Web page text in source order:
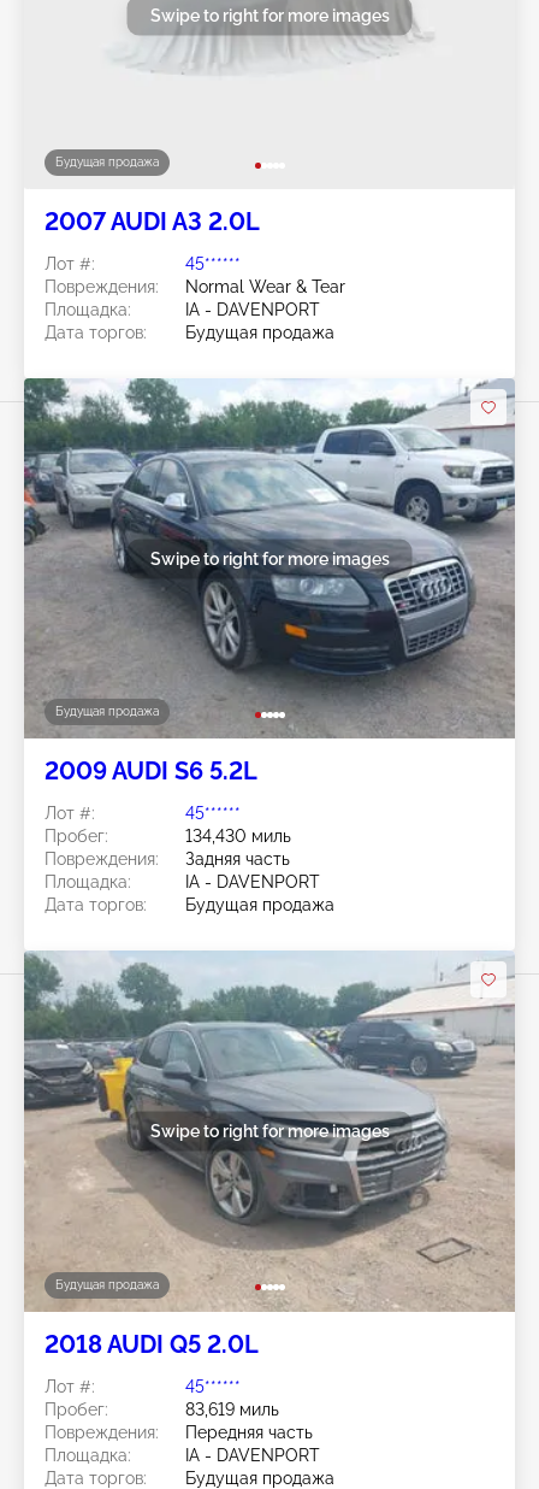
Будущая продажа
Swipe to right for more images
2007 AUDI A3 2.0L
Лот #:
45******
Повреждения:
Normal Wear & Tear
Площадка:
IA - DAVENPORT
Дата торгов:
Будущая продажа
Будущая продажа
Swipe to right for more images
2009 AUDI S6 5.2L
Лот #:
45******
Пробег:
134,430 миль
Повреждения:
Задняя часть
Площадка:
IA - DAVENPORT
Дата торгов:
Будущая продажа
Будущая продажа
Swipe to right for more images
2018 AUDI Q5 2.0L
Лот #:
45******
Пробег:
83,619 миль
Повреждения:
Передняя часть
Площадка:
IA - DAVENPORT
Дата торгов:
Будущая продажа